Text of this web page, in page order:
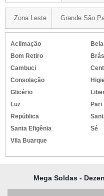
Zona Leste Grande São
Aclimação
Bom Retiro
Brás
Cambuci
Consolação
Glicério
Luz
Pari
República
Santa Efigênia
Sé
Vila Buarque
Mega Soldas -